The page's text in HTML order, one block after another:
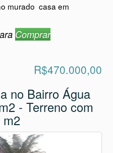
murado casa em
Comprar
R$470.000,00
no Bairro Água
- Terreno com
m2